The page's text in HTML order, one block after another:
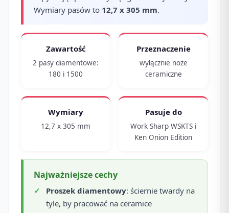
Wymiary pasów to 12,7 x 305 mm.
Zawartość
2 pasy diamentowe:
180 i 1500
Przeznaczenie
wyłącznie noże
ceramiczne
Wymiary
12,7 x 305 mm
Pasuje do
Work Sharp WSKTS i
Ken Onion Edition
Najważniejsze cechy
Proszek diamentowy: ściernie twardy na
tyle, by pracować na ceramice